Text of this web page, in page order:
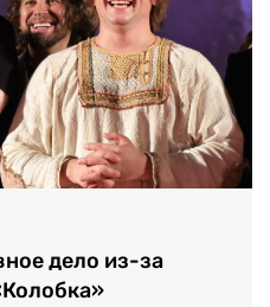
дело из-за